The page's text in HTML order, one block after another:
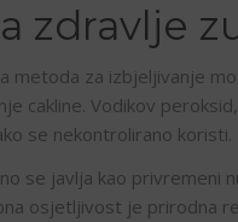
zdravlje
metoda za izbjeljivanje
cakline. Vodikov
se nekontrolirano koristi.
se javlja kao privremeni
osjetljivost je prirodna